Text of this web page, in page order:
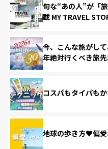
旬な“あの人”が「
載 MY TRAVEL
今、こんな旅がし
年絶対行くべき旅
コスパもタイパも
地球の歩き方♥偏愛